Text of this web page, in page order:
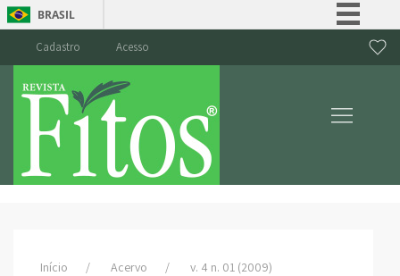
BRASIL
Canais
Cadastro Acesso
Início Acervo
v. 4 n. 01 (2009)